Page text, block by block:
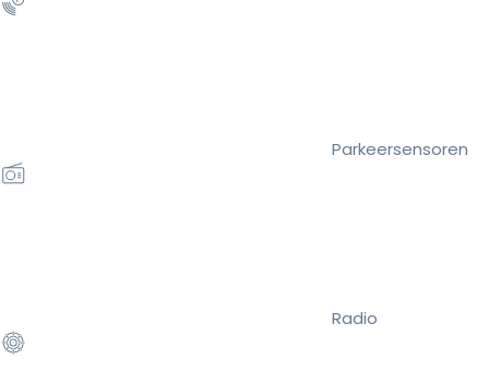
Parkeersensoren
Radio